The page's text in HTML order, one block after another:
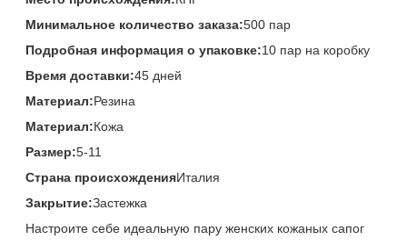
Минимальное количество заказа:500 пар
Подробная информация о упаковке:10 пар на коробку
Время доставки:45 дней
Материал:Резина
Материал:Кожа
Размер:5-11
Страна происхожденияИталия
Закрытие:Застежка
Настроите себе идеальную пару женских кожаных сапог